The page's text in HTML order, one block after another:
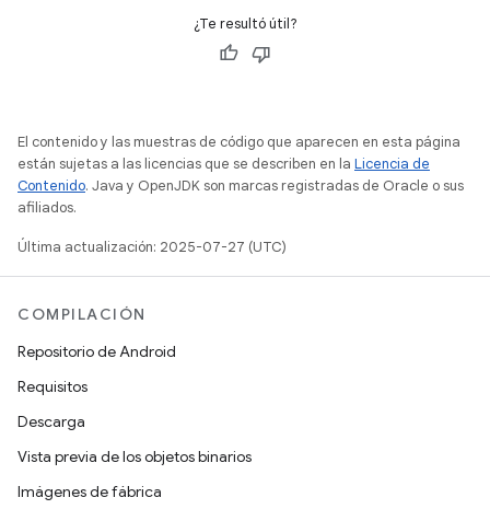
¿Te resultó útil?
El contenido y las muestras de código que aparecen en esta página
están sujetas a las licencias que se describen en la Licencia de
Contenido. Java y OpenJDK son marcas registradas de Oracle o sus
afiliados.
Última actualización: 2025-07-27 (UTC)
COMPILACIÓN
Repositorio de Android
Requisitos
Descarga
Vista previa de los objetos binarios
Imágenes de fábrica